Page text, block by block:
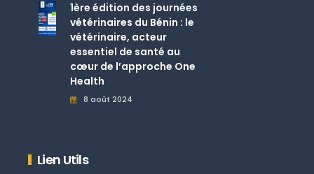
1ère édition des journées
vétérinaires du Bénin : le
vétérinaire, acteur
essentiel de santé au
cœur de l’approche One
Health
8 août 2024
Lien Utils